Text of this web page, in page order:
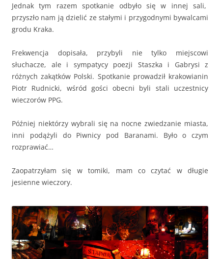
Jednak tym razem spotkanie odbyło się w innej sali,
przyszło nam ją dzielić ze stałymi i przygodnymi bywalcami
grodu Kraka.
Frekwencja dopisała, przybyli nie tylko miejscowi
słuchacze, ale i sympatycy poezji Staszka i Gabrysi z
różnych zakątków Polski. Spotkanie prowadził krakowianin
Piotr Rudnicki, wśród gości obecni byli stali uczestnicy
wieczorów PPG.
Później niektórzy wybrali się na nocne zwiedzanie miasta,
inni podążyli do Piwnicy pod Baranami. Było o czym
rozprawiać…
Zaopatrzyłam się w tomiki, mam co czytać w długie
jesienne wieczory.